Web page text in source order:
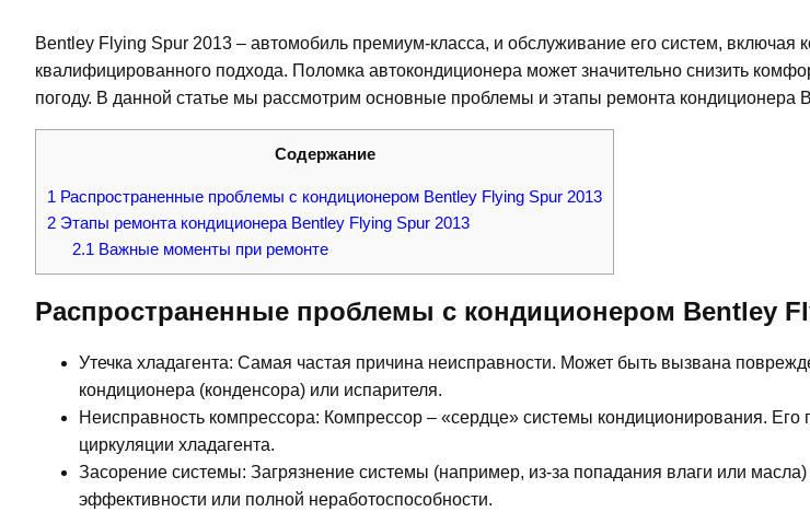
Bentley Flying Spur 2013 – автомобиль премиум-класса, и обслуживание его систем, включая
квалифицированного подхода. Поломка автокондиционера может значительно снизить
погоду. В данной статье мы рассмотрим основные проблемы и этапы ремонта кондиционера
Содержание
1 Распространенные проблемы с кондиционером Bentley Flying Spur 2013
2 Этапы ремонта кондиционера Bentley Flying Spur 2013
2.1 Важные моменты при ремонте
Распространенные проблемы с кондиционером Bentley
Утечка хладагента: Самая частая причина неисправности. Может быть вызвана
кондиционера (конденсора) или испарителя.
Неисправность компрессора: Компрессор – «сердце» системы кондиционирования. Его
циркуляции хладагента.
Засорение системы: Загрязнение системы (например, из-за попадания влаги или
эффективности или полной неработоспособности.